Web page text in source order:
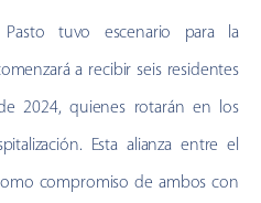
tuvo escenario para la
a recibir seis residentes
2024, quienes rotarán en los
Esta alianza entre el
compromiso de ambos con